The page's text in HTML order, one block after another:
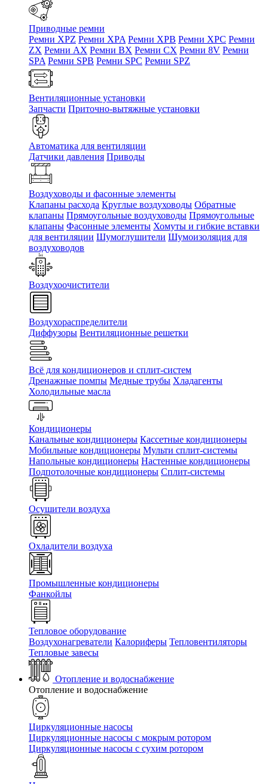
Приводные ремни
Ремни XPZ Ремни XPA Ремни XPB Ремни XPC Ремни
ZX Ремни AX Ремни BX Ремни CX Ремни 8V Ремни
SPA Ремни SPB Ремни SPC Ремни SPZ
Вентиляционные установки
Запчасти Приточно-вытяжные установки
Автоматика для вентиляции
Датчики давления Приводы
Воздуховоды и фасонные элементы
Клапаны расхода Круглые воздуховоды Обратные
клапаны Прямоугольные воздуховоды Прямоугольные
клапаны Фасонные элементы Хомуты и гибкие вставки
для вентиляции Шумоглушители Шумоизоляция для
воздуховодов
Воздухоочистители
Воздухораспределители
Диффузоры Вентиляционные решетки
Всё для кондиционеров и сплит-систем
Дренажные помпы Медные трубы Хладагенты
Холодильные масла
Кондиционеры
Канальные кондиционеры Кассетные кондиционеры
Мобильные кондиционеры Мульти сплит-системы
Напольные кондиционеры Настенные кондиционеры
Подпотолочные кондиционеры Сплит-системы
Осушители воздуха
Охладители воздуха
Промышленные кондиционеры
Фанкойлы
Тепловое оборудование
Воздухонагреватели Калориферы Тепловентиляторы
Тепловые завесы
Отопление и водоснабжение
Отопление и водоснабжение
Циркуляционные насосы
Циркуляционные насосы с мокрым ротором
Циркуляционные насосы с сухим ротором